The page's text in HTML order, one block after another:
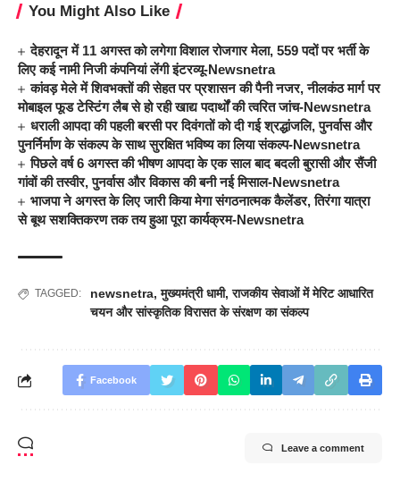
You Might Also Like
देहरादून में 11 अगस्त को लगेगा विशाल रोजगार मेला, 559 पदों पर भर्ती के
लिए कई नामी निजी कंपनियां लेंगी इंटरव्यू-Newsnetra
कांवड़ मेले में शिवभक्तों की सेहत पर प्रशासन की पैनी नजर, नीलकंठ मार्ग पर
मोबाइल फूड टेस्टिंग लैब से हो रही खाद्य पदार्थों की त्वरित जांच-Newsnetra
धराली आपदा की पहली बरसी पर दिवंगतों को दी गई श्रद्धांजलि, पुनर्वास और
पुनर्निर्माण के संकल्प के साथ सुरक्षित भविष्य का लिया संकल्प-Newsnetra
पिछले वर्ष 6 अगस्त की भीषण आपदा के एक साल बाद बदली बुरासी और सैंजी
गांवों की तस्वीर, पुनर्वास और विकास की बनी नई मिसाल-Newsnetra
भाजपा ने अगस्त के लिए जारी किया मेगा संगठनात्मक कैलेंडर, तिरंगा यात्रा
से बूथ सशक्तिकरण तक तय हुआ पूरा कार्यक्रम-Newsnetra
TAGGED: newsnetra,मुख्यमंत्री धामी,राजकीय सेवाओं में मेरिट आधारित
चयन और सांस्कृतिक विरासत के संरक्षण का संकल्प
Facebook
Leave a comment